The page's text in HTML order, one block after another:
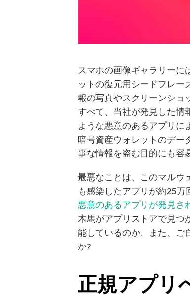
スマホの画像ギャラリーに
ットの復元用シードフレー
報の写真やスクリーンショ
すべて、当社が発見した情
ような悪意のあるアプリに
暗号資産ウォレットのデー
事な情報を盗む目的にも容
最悪なことは、このマル
も感染したアプリが約25万
悪意のあるアプリが発見さ
木馬がアプリストアで見つ
能しているのか、また、ご
か?
正規アプリ